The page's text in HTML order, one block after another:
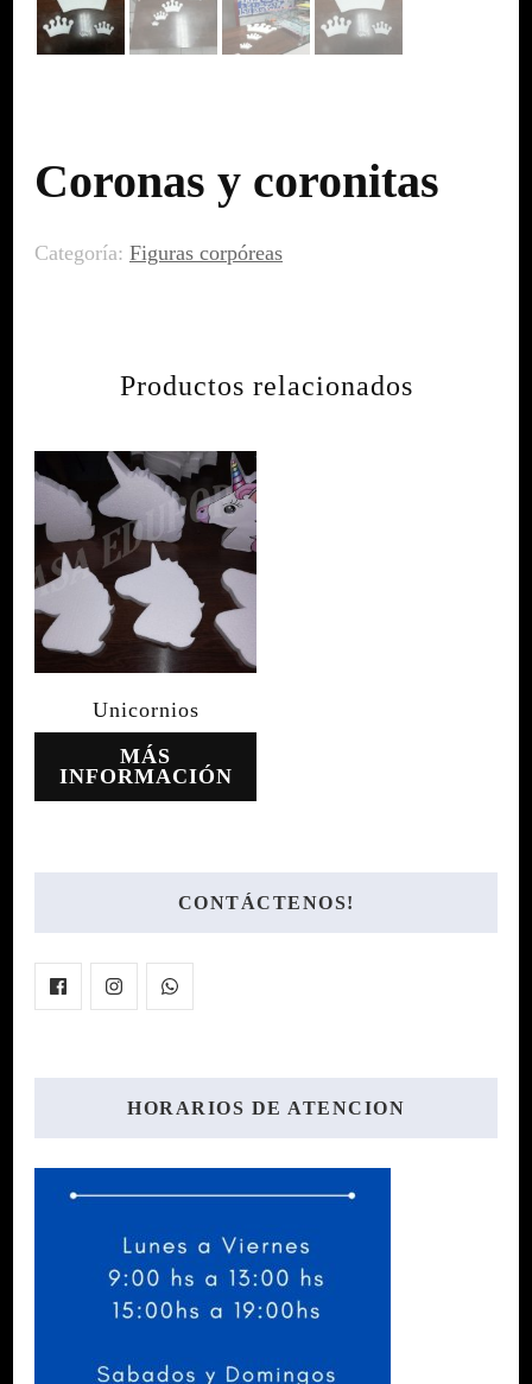
Coronas y coronitas
Categoría: Figuras corpóreas
Productos relacionados
Unicornios
MÁS
INFORMACIÓN
CONTÁCTENOS!
HORARIOS DE ATENCION